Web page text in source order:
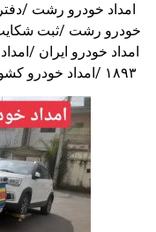
امداد خودرو رشت /
خودرو رشت /ثبت شکایت
امداد خودرو ایران /
۱۸۹۳ /امداد خودرو کشوری ۱۸۹۳/امداد خودرو مرکزی ایران /